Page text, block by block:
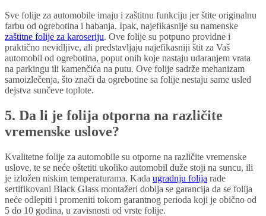
Sve folije za automobile imaju i zaštitnu funkciju jer štite originalnu
farbu od ogrebotina i habanja. Ipak, najefikasnije su namenske
zaštitne folije za karoseriju. Ove folije su potpuno providne i
praktično nevidljive, ali predstavljaju najefikasniji štit za Vaš
automobil od ogrebotina, poput onih koje nastaju udaranjem vrata
na parkingu ili kamenčića na putu. Ove folije sadrže mehanizam
samoizlečenja, što znači da ogrebotine sa folije nestaju same usled
dejstva sunčeve toplote.
5. Da li je folija otporna na različite
vremenske uslove?
Kvalitetne folije za automobile su otporne na različite vremenske
uslove, te se neće oštetiti ukoliko automobil duže stoji na suncu, ili
je izložen niskim temperaturama. Kada ugradnju folija rade
sertifikovani Black Glass montažeri dobija se garancija da se folija
neće odlepiti i promeniti tokom garantnog perioda koji je obično od
5 do 10 godina, u zavisnosti od vrste folije.